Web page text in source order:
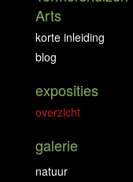
Arts
korte inleiding
blog
exposities
overzicht
galerie
natuur